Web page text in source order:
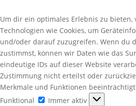
Um dir ein optimales Erlebnis zu bieten,
Technologien wie Cookies, um
und/oder darauf zuzugreifen. Wenn du
zustimmst, können wir Daten wie das
eindeutige IDs auf dieser Website
Zustimmung nicht erteilst oder
Merkmale und Funktionen
Funktional
Funktional
Immer aktiv